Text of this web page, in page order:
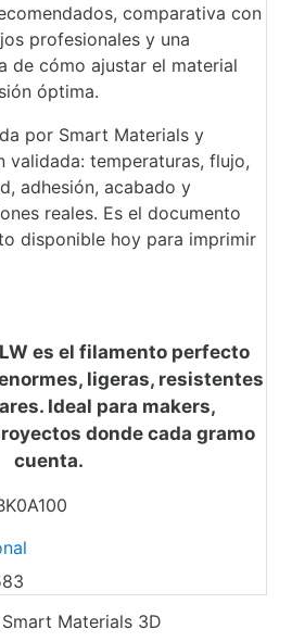
comparativa con
profesionales y una
de cómo ajustar el material
óptima.
por Smart Materials y
validada: temperaturas, flujo,
adhesión, acabado y
reales. Es el documento
disponible hoy para imprimir
es el filamento perfecto
ligeras, resistentes
Ideal para makers,
donde cada gramo
cuenta.
Materials 3D